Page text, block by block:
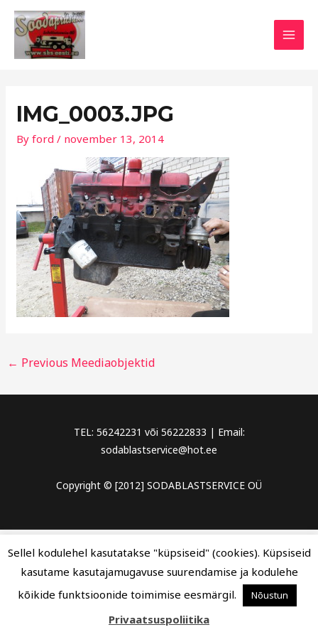
Skip
content
IMG_0003.JPG
Byford/ november 13, 2014
Post
navigation
← Previous Meediaobjektid
TEL: 56242231 või 56222833 | Email:
sodablastservice@hot.ee
Copyright © [2012] SODABLASTSERVICE OÜ
Sellel kodulehel kasutatakse "küpsiseid" (cookies). Küpsiseid
kasutame kasutajamugavuse suurendamise ja kodulehe
kõikide funktsioonide toimimise eesmärgil.
Nõustun
Privaatsuspoliitika